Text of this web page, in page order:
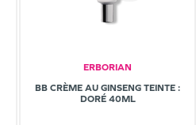
ERBORIAN
BB CRÈME AU GINSENG TEINTE :
DORÉ 40ML